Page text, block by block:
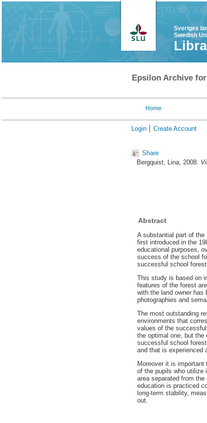
Sveriges
Swedish
Epsilon Archive
Home
Login Create Account
Share
Bergquist, Lina, 2008.
Abstract
A substantial part of
first introduced in the
educational purposes,
success of the school
successful school
This study is based on
features of the forest
with the land owner has
photographies and
The most outstanding
environments that
values of the
the optimal one, but the
successful school
and that is experienced
Moreover it is
of the pupils who utilize
area separated from
education is practiced
long-term stability,
out.